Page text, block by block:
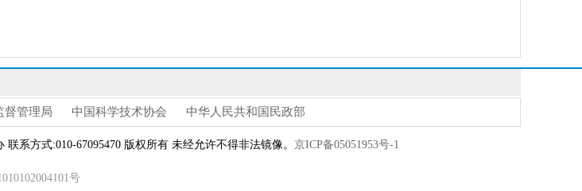
督管理局 中国科学技术协会 中华人民共和国民政部
系方式:010-67095470 版权所有 未经允许不得非法镜像。 京ICP备05051953号-1
号